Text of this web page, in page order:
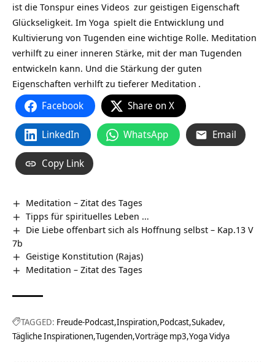
ist die Tonspur eines Videos zur geistigen Eigenschaft
Glückseligkeit. Im Yoga spielt die Entwicklung und
Kultivierung von Tugenden eine wichtige Rolle. Meditation
verhilft zu einer inneren Stärke, mit der man Tugenden
entwickeln kann. Und die Stärkung der guten
Eigenschaften verhilft zu tieferer Meditation .
Facebook Share on X
LinkedIn WhatsApp Email
Copy Link
Meditation – Zitat des Tages
Tipps für spirituelles Leben …
Die Liebe offenbart sich als Hoffnung selbst – Kap.13 V
7b
Geistige Konstitution (Rajas)
Meditation – Zitat des Tages
TAGGED: Freude-Podcast Inspiration Podcast Sukadev
Tägliche Inspirationen Tugenden Vorträge mp3 Yoga Vidya